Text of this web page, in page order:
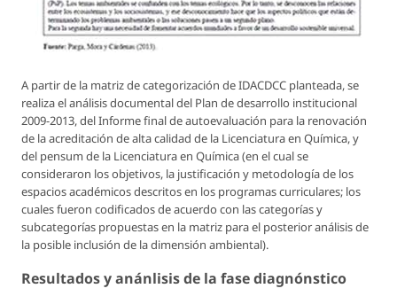
A partir de la matriz de categorización de IDACDCC planteada, se
realiza el análisis documental del Plan de desarrollo institucional
2009-2013, del Informe final de autoevaluación para la renovación
de la acreditación de alta calidad de la Licenciatura en Química, y
del pensum de la Licenciatura en Química(en el cual se
consideraron los objetivos, la justificación y metodología de los
espacios académicos descritos en los programas curriculares; los
cuales fueron codificados de acuerdo con las categorías y
subcategorías propuestas en la matriz para el posterior análisis de
la posible inclusión de la dimensión ambiental).
Resultados y anánlisis de la fase diagnónstico